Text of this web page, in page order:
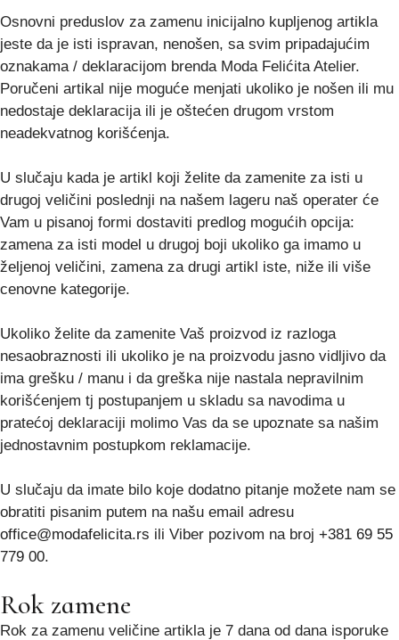
Osnovni preduslov za zamenu inicijalno kupljenog artikla
jeste da je isti ispravan, nenošen, sa svim pripadajućim
oznakama / deklaracijom brenda Moda Felićita Atelier.
Poručeni artikal nije moguće menjati ukoliko je nošen ili mu
nedostaje deklaracija ili je oštećen drugom vrstom
neadekvatnog korišćenja.
U slučaju kada je artikl koji želite da zamenite za isti u
drugoj veličini poslednji na našem lageru naš operater će
Vam u pisanoj formi dostaviti predlog mogućih opcija:
zamena za isti model u drugoj boji ukoliko ga imamo u
željenoj veličini, zamena za drugi artikl iste, niže ili više
cenovne kategorije.
Ukoliko želite da zamenite Vaš proizvod iz razloga
nesaobraznosti ili ukoliko je na proizvodu jasno vidljivo da
ima grešku / manu i da greška nije nastala nepravilnim
korišćenjem tj postupanjem u skladu sa navodima u
pratećoj deklaraciji molimo Vas da se upoznate sa našim
jednostavnim postupkom reklamacije.
U slučaju da imate bilo koje dodatno pitanje možete nam se
obratiti pisanim putem na našu email adresu
office@modafelicita.rs ili Viber pozivom na broj +381 69 55
779 00.
Rok zamene
Rok za zamenu veličine artikla je 7 dana od dana isporuke